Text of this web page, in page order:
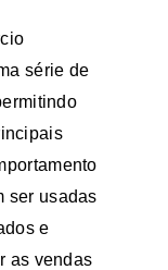
série de
ser usadas
e
as vendas